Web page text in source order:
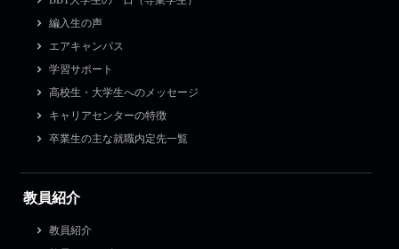
編入生の声
エアキャンパス
学習サポート
高校生・大学生へのメッセージ
キャリアセンターの特徴
卒業生の主な就職内定先一覧
教員紹介
教員紹介